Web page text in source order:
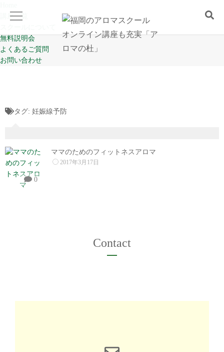
講座一覧
無料説明会
よくあるご質問
お問い合わせ
Home
スクールについて
よくあるご質問
タグ: 妊娠線予防
0
ママのためのフィットネスアロマ
2017年3月17日
Contact